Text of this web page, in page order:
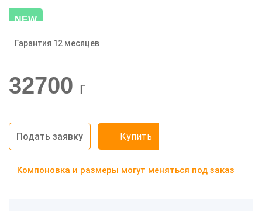
NEW
-20%
Гарантия 12 месяцев
32700 г
Подать заявку Купить
Компоновка и размеры могут меняться под заказ